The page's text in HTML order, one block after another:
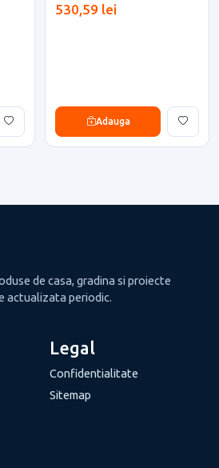
530,59 lei
Adauga
de casa, gradina si proiecte
actualizata periodic.
Legal
Confidentialitate
Sitemap